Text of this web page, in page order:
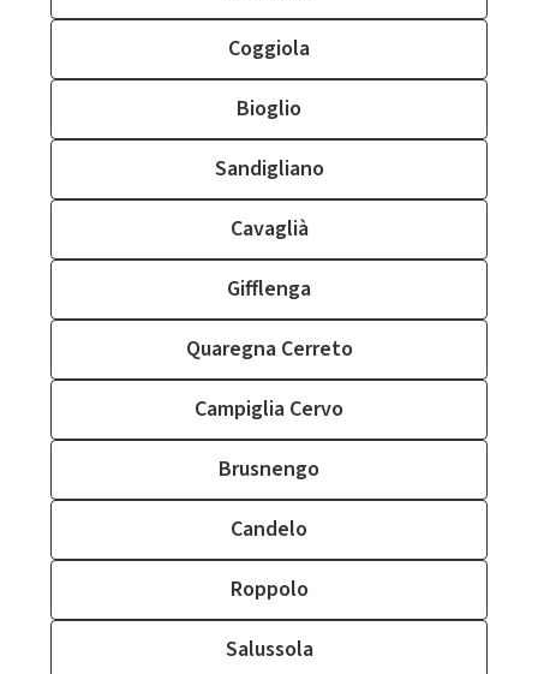
Coggiola
Bioglio
Sandigliano
Cavaglià
Gifflenga
Quaregna Cerreto
Campiglia Cervo
Brusnengo
Candelo
Roppolo
Salussola